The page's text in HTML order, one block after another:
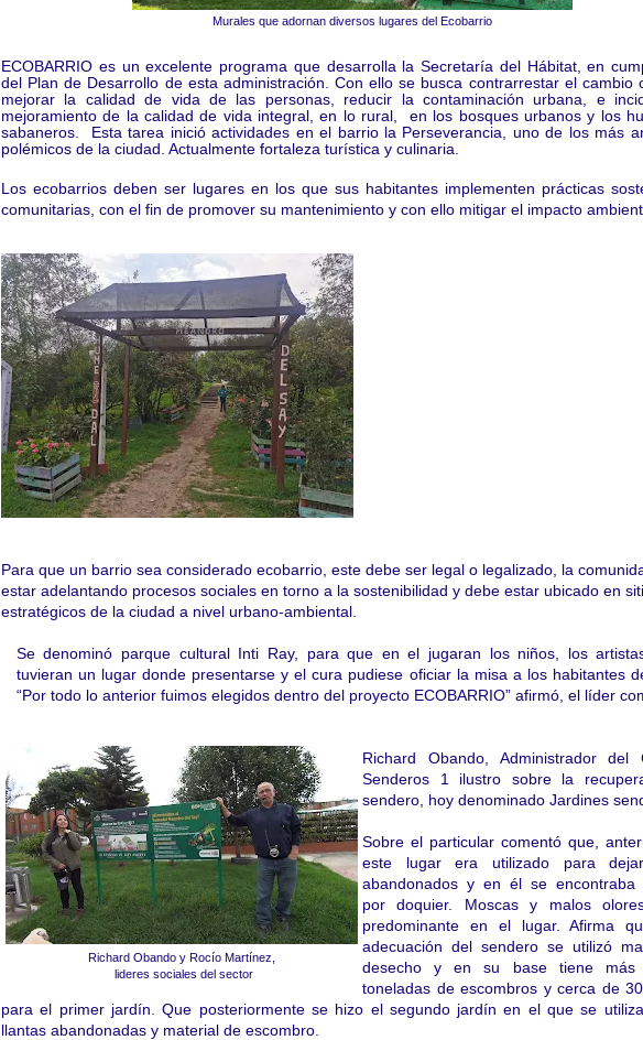
Murales que adornan diversos lugares del Ecobarrio
ECOBARRIO es un excelente programa que desarrolla la Secretaría del Hábitat, en
del Plan de Desarrollo de esta administración. Con ello se busca contrarrestar el cambio
mejorar la calidad de vida de las personas, reducir la contaminación urbana, e
mejoramiento de la calidad de vida integral, en lo rural, en los bosques urbanos y los
sabaneros. Esta tarea inició actividades en el barrio la Perseverancia, uno de los más
polémicos de la ciudad. Actualmente fortaleza turística y culinaria.
Los ecobarrios deben ser lugares en los que sus habitantes implementen prácticas
comunitarias, con el fin de promover su mantenimiento y con ello mitigar el impacto
Para que un barrio sea considerado ecobarrio, este debe ser legal o legalizado, la
estar adelantando procesos sociales en torno a la sostenibilidad y debe estar ubicado en
estratégicos de la ciudad a nivel urbano-ambiental.
Se denominó parque cultural Inti Ray, para que en el jugaran los niños, los
tuvieran un lugar donde presentarse y el cura pudiese oficiar la misa a los habitantes
“Por todo lo anterior fuimos elegidos dentro del proyecto ECOBARRIO” afirmó, el líder
Richard Obando y Rocío Martínez,
lideres sociales del sector
Richard Obando, Administrador del
Senderos 1 ilustro sobre la
sendero, hoy denominado Jardines
Sobre el particular comentó que,
este lugar era utilizado para
abandonados y en él se encontraba
por doquier. Moscas y malos
predominante en el lugar. Afirma
adecuación del sendero se utilizó
desecho y en su base tiene
toneladas de escombros y cerca de
para el primer jardín. Que posteriormente se hizo el segundo jardín en el que se
llantas abandonadas y material de escombro.